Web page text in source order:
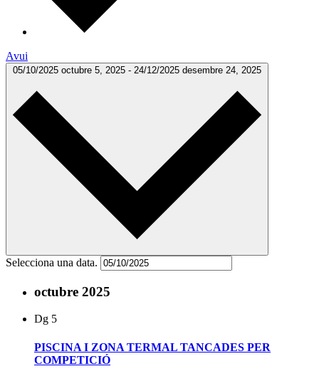
Avui
05/10/2025 octubre 5, 2025 - 24/12/2025 desembre 24, 2025
Selecciona una data.
octubre 2025
Dg 5
PISCINA I ZONA TERMAL TANCADES PER
COMPETICIÓ